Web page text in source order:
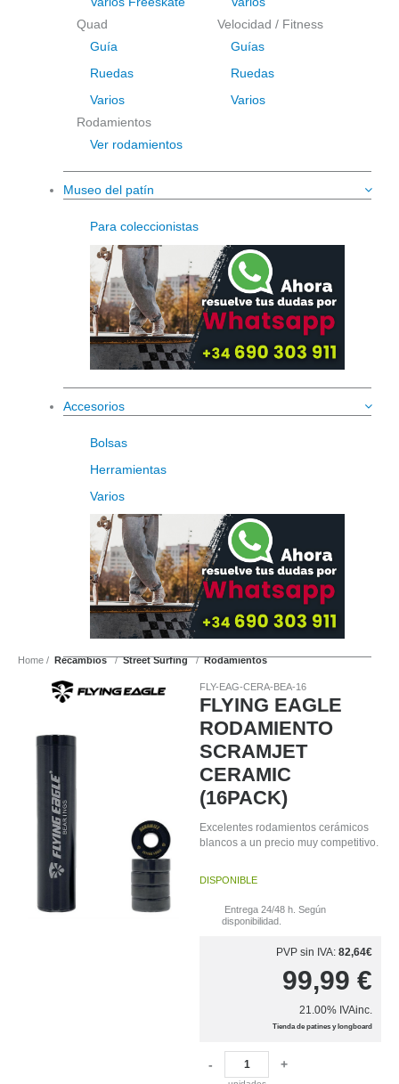
Quad
Guía
Ruedas
Varios
Velocidad / Fitness
Guías
Ruedas
Varios
Rodamientos
Ver rodamientos
Museo del patín
Para coleccionistas
Accesorios
Bolsas
Herramientas
Varios
Home Recambios Street Surfing Rodamientos
FLY-EAG-CERA-BEA-16
FLYING EAGLE
RODAMIENTO
SCRAMJET
CERAMIC
(16PACK)
Excelentes rodamientos cerámicos
blancos a un precio muy competitivo.
DISPONIBLE
Entrega 24/48 h. Según
disponibilidad.
PVP sin IVA: 82,64€
99,99 €
21.00% IVAinc.
Tienda de patines y longboard
- +